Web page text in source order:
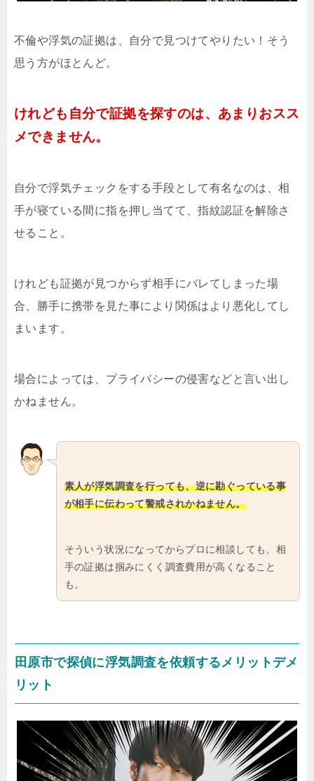
不倫や浮気の証拠は、自分で見つけてやりたい！そう
思う方がほとんど。
けれども自分で証拠を探すのは、あまりおスス
メできません。
自分で浮気チェックをする手段として有名なのは、相
手が寝ている間に指を押し当てて、指紋認証を解除さ
せること。
けれども証拠が見つからず相手にバレてしまった場
合、勝手に携帯を見た事により関係はより悪化してし
まいます。
場合によっては、プライバシーの侵害などと言い出し
かねません。
素人が浮気調査を行っても、逆に勘ぐっている事
が相手に伝わって警戒されかねません。
そういう状況になってからプロに相談しても、相
手の証拠は掴みにくく調査費用が高くなること
も。
田原市で探偵に浮気調査を依頼するメリットデメ
リット